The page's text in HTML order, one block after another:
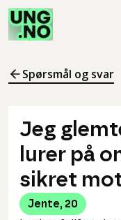
Spørsmål og svar
Jeg
lurer på
sikret
Jente, 20